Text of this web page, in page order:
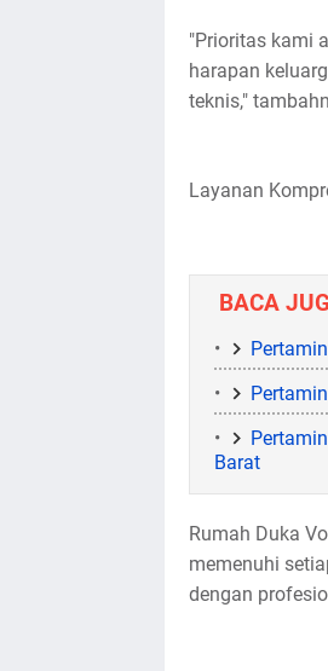
"Prioritas kami
harapan
teknis,"
Layanan
BACA
Barat
Rumah Duka
memenuhi
dengan